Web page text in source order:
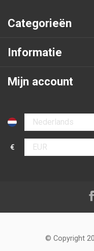
Categorieën
Informatie
Mijn account
Selecteer taal
€
Selecteer valuta
© Copyright